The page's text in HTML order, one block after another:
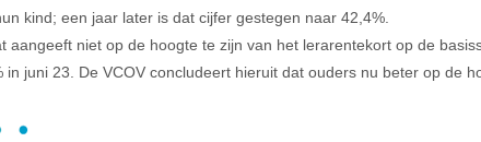
kind; een jaar later is dat cijfer gestegen naar 42,4%.
aangeeft niet op de hoogte te zijn van het lerarentekort op de
in juni 23. De VCOV concludeert hieruit dat ouders nu beter op de